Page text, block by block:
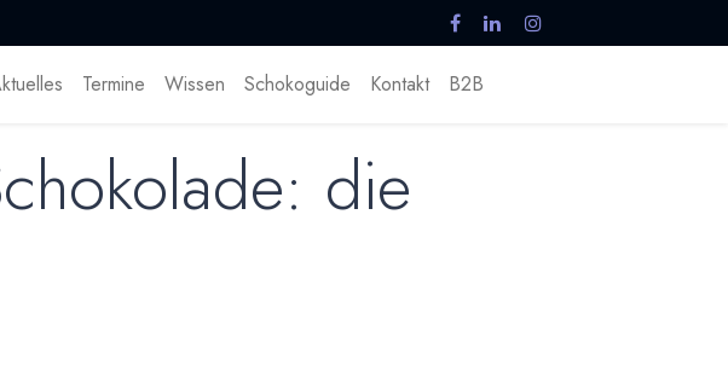
Termine Wissen Schokoguide Kontakt B2B
die